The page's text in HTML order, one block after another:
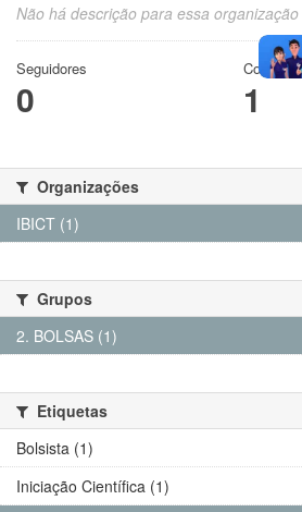
Não há descrição para essa organização
Seguidores
0 1
Organizações
IBICT (1)
Grupos
2. BOLSAS (1)
Etiquetas
Bolsista (1)
Iniciação Científica (1)